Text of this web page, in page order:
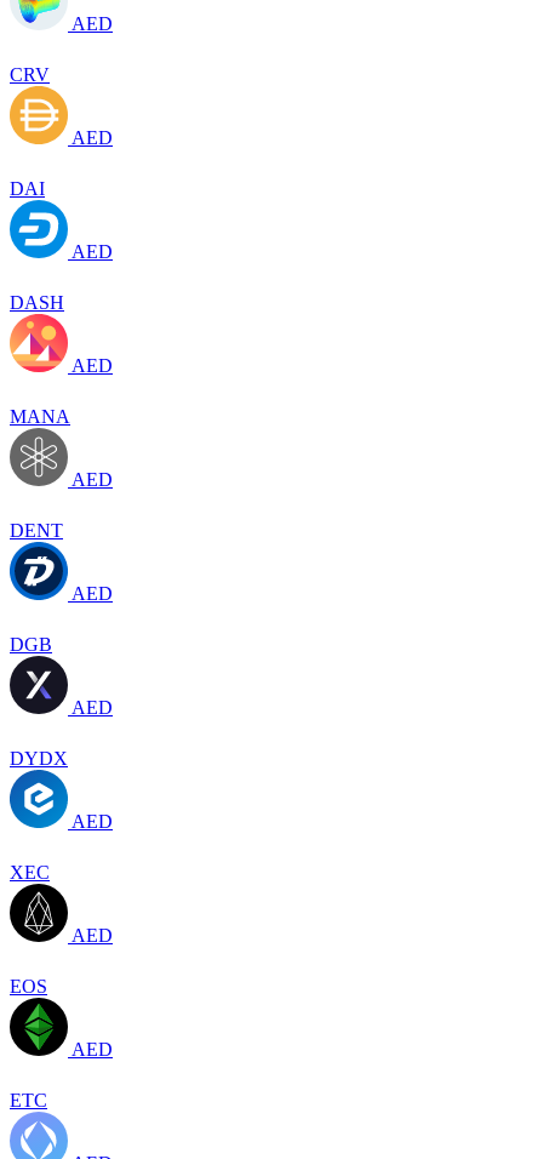
AED
CRV
AED
DAI
AED
DASH
AED
MANA
AED
DENT
AED
DGB
AED
DYDX
AED
XEC
AED
EOS
AED
ETC